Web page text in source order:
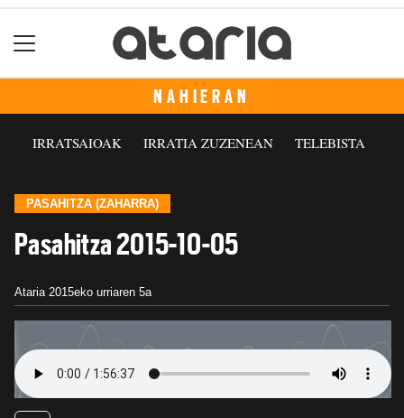
NAHIERAN
IRRATSAIOAK IRRATIA ZUZENEAN TELEBISTA
PASAHITZA (ZAHARRA)
Pasahitza 2015-10-05
Ataria 2015eko urriaren 5a